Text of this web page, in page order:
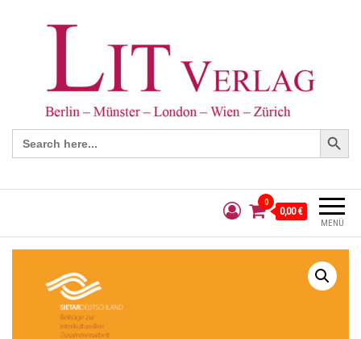
Search
for:
Search Button
MENÜ
0
0,00 €